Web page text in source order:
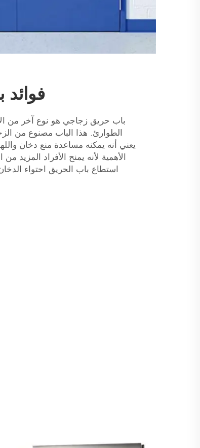
باب حريق زجاجي هو نوع آخر من
الطوارئ. هذا الباب مصنوع من
يعني أنه يمكنه مساعدة منع دخان
الأهمية لأنه يمنح الأفراد المزيد
استطاع باب الحريق احتواء